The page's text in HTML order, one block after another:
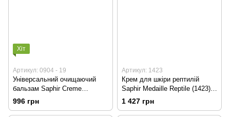
Хіт
Артикул: 0904 - 19
Універсальний очищаючий
бальзам Saphir Creme
Universal кол.Чорний
996 грн
Артикул: 1423
Крем для шкіри рептилій
Saphir Medaille Reptile (1423),
75 мл.
1 427 грн